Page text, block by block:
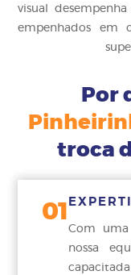
visual
empenhados em
Por
troca
01
Com uma
nossa